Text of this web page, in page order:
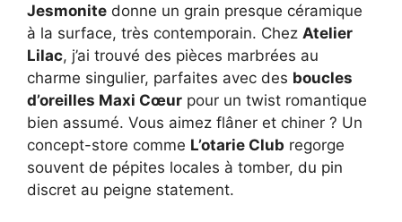
Jesmonite donne un grain presque céramique
à la surface, très contemporain. Chez Atelier
Lilac, j’ai trouvé des pièces marbrées au
charme singulier, parfaites avec des boucles
d’oreilles Maxi Cœur pour un twist romantique
bien assumé. Vous aimez flâner et chiner ? Un
concept-store comme L’otarie Club regorge
souvent de pépites locales à tomber, du pin
discret au peigne statement.